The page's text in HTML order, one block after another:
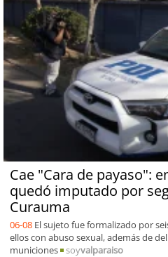
Cae "Cara de payaso":
quedó imputado por
Curauma
06-08 El sujeto fue formalizado por
ellos con abuso sexual, además de
municiones
soyvalparaiso